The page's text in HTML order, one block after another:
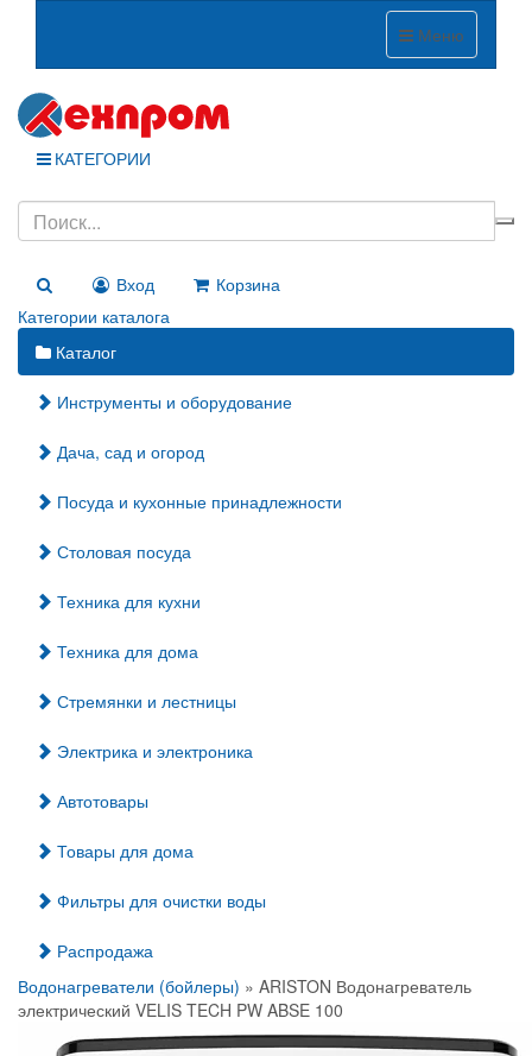
Меню
КАТЕГОРИИ
Вход
Корзина
Категории каталога
Каталог
Инструменты и оборудование
Дача, сад и огород
Посуда и кухонные принадлежности
Столовая посуда
Техника для кухни
Техника для дома
Стремянки и лестницы
Электрика и электроника
Автотовары
Товары для дома
Фильтры для очистки воды
Распродажа
Водонагреватели (бойлеры) » ARISTON Водонагреватель
электрический VELIS TECH PW ABSE 100